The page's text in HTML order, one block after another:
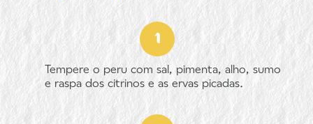
Tempere o peru com sal, pimenta, alho, sumo
e raspa dos citrinos e as ervas picadas.